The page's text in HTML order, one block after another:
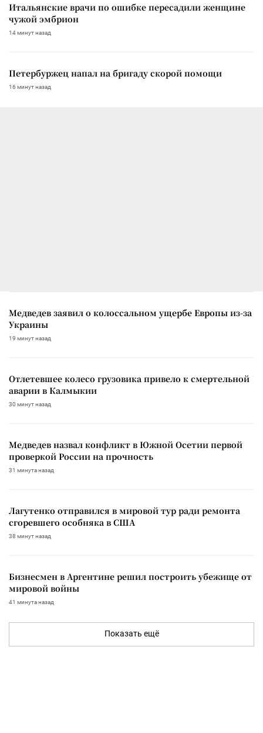
Итальянские врачи по ошибке пересадили женщине
чужой эмбрион
14 минут назад
Петербуржец напал на бригаду скорой помощи
16 минут назад
Медведев заявил о колоссальном ущербе Европы из-за
Украины
19 минут назад
Отлетевшее колесо грузовика привело к смертельной
аварии в Калмыкии
30 минут назад
Медведев назвал конфликт в Южной Осетии первой
проверкой России на прочность
31 минута назад
Лагутенко отправился в мировой тур ради ремонта
сгоревшего особняка в США
38 минут назад
Бизнесмен в Аргентине решил построить убежище от
мировой войны
41 минута назад
Показать ещё